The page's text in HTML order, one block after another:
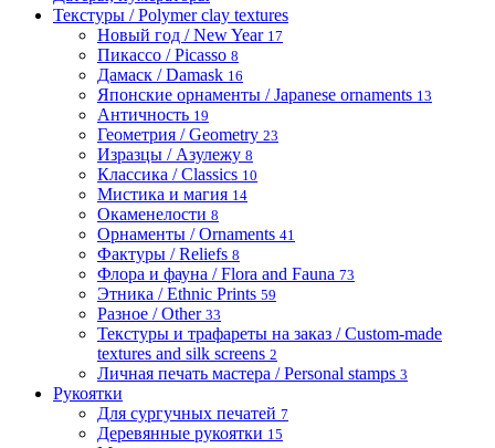
Текстуры / Polymer clay textures
Новый год / New Year 17
Пикассо / Picasso 8
Дамаск / Damask 16
Японские орнаменты / Japanese ornaments 13
Античность 19
Геометрия / Geometry 23
Изразцы / Азулежу 8
Классика / Classics 10
Мистика и магия 14
Окаменелости 8
Орнаменты / Ornaments 41
Фактуры / Reliefs 8
Флора и фауна / Flora and Fauna 73
Этника / Ethnic Prints 59
Разное / Other 33
Текстуры и трафареты на заказ / Custom-made
textures and silk screens 2
Личная печать мастера / Personal stamps 3
Рукоятки
Для сургучных печатей 7
Деревянные рукоятки 15